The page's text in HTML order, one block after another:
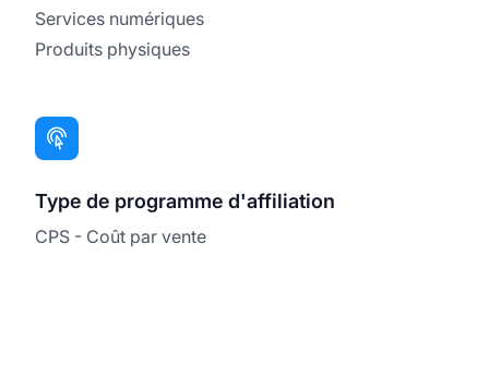
Services numériques
Produits physiques
Type de programme d'affiliation
CPS - Coût par vente